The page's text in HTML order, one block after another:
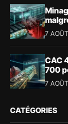
7
CAC
700
7
CATÉGORIES